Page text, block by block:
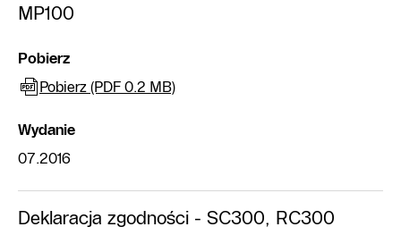
MP100
Pobierz
Pobierz (PDF 0.2 MB)
Wydanie
07.2016
Deklaracja zgodności - SC300, RC300